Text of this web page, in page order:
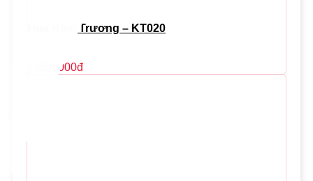
Hoa Khai Trương – KT020
1,950,000đ